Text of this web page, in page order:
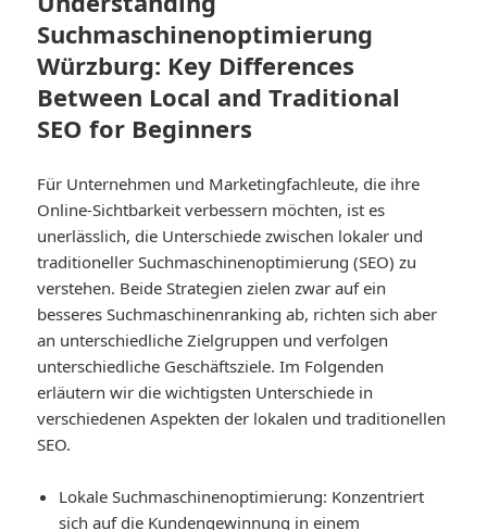
Suchmaschinenoptimierung
Würzburg: Key Differences
Between Local and Traditional
SEO for Beginners
Für Unternehmen und Marketingfachleute, die ihre
Online-Sichtbarkeit verbessern möchten, ist es
unerlässlich, die Unterschiede zwischen lokaler und
traditioneller Suchmaschinenoptimierung (SEO) zu
verstehen. Beide Strategien zielen zwar auf ein
besseres Suchmaschinenranking ab, richten sich aber
an unterschiedliche Zielgruppen und verfolgen
unterschiedliche Geschäftsziele. Im Folgenden
erläutern wir die wichtigsten Unterschiede in
verschiedenen Aspekten der lokalen und traditionellen
SEO.
Lokale Suchmaschinenoptimierung: Konzentriert
sich auf die Kundengewinnung in einem